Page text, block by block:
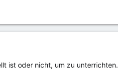
ist oder nicht, um zu unterrichten.